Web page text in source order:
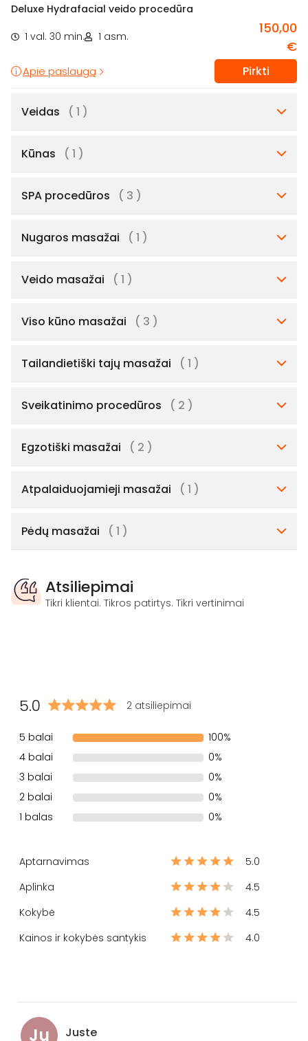
Deluxe Hydrafacial veido procedūra
1 val. 30 min. 1 asm.
150,00
€
Apie paslaugą Pirkti
Veidas ( 1 )
Kūnas ( 1 )
SPA procedūros ( 3 )
Nugaros masažai ( 1 )
Veido masažai ( 1 )
Viso kūno masažai ( 3 )
Tailandietiški tajų masažai ( 1 )
Sveikatinimo procedūros ( 2 )
Egzotiški masažai ( 2 )
Atpalaiduojamieji masažai ( 1 )
Pėdų masažai ( 1 )
Atsiliepimai
Tikri klientai. Tikros patirtys. Tikri vertinimai
5.0 2 atsiliepimai
5 balai
100%
4 balai
0%
3 balai
0%
2 balai
0%
1 balas
0%
Aptarnavimas
5.0
Aplinka
4.5
Kokybė
4.5
Kainos ir kokybės santykis
4.0
Ju Juste